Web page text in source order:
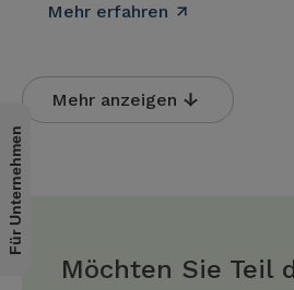
Mehr erfahren
Mehr anzeigen
Möchten Sie Teil
Für Unternehmen